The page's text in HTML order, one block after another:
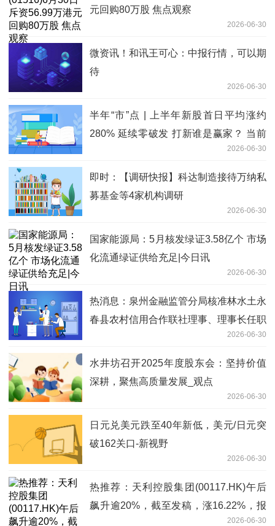
元回购80万股 焦点观察
2026-06-30
微资讯！和讯王可心：中报行情，可以期
待
2026-06-30
半年“市”点 | 上半年新股首日平均涨约
280% 延续零破发 打新谁是赢家？ 当前
2026-06-30
即时：【调研快报】科达制造接待万纳私
募基金等4家机构调研
2026-06-30
国家能源局：5月核发绿证3.58亿个 市场
化流通绿证供给充足|今日讯
2026-06-30
热消息：泉州金融监管分局核准林水土永
春县农村信用合作联社理事、理事长任职
2026-06-30
水井坊召开2025年度股东会：坚持价值
深耕，聚焦高质量发展_观点
2026-06-30
日元兑美元跌至40年新低，美元/日元突
破162关口-新视野
2026-06-30
热推荐：天利控股集团(00117.HK)午后
飙升逾20%，截至发稿，涨16.22%，报
2026-06-30